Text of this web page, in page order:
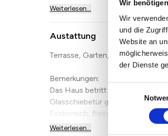
Wir
Wir
und die
Website an
der Dienste
Weiterlesen...
Austattung
Terrasse, Garten, Keller, Vollbad,
Bemerkungen:
Das Haus betritt man durch eine
Glasschiebetür gelangt man in
Essbereich, fliessend
Weiterlesen...